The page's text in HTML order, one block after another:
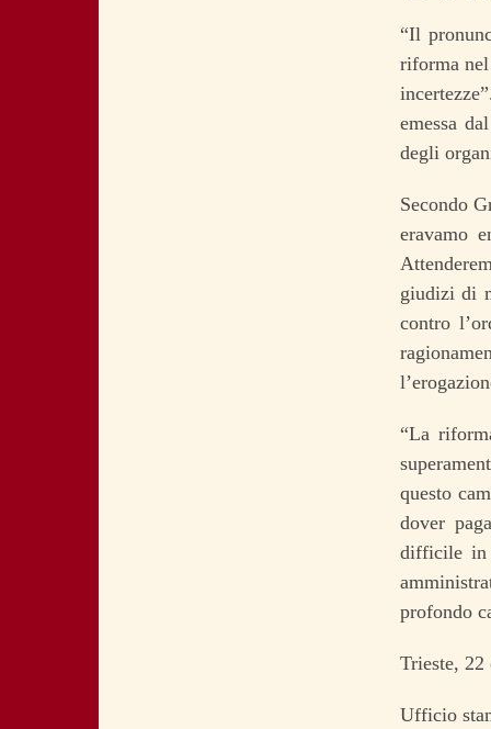
“Il
riforma
emessa
degli
Secondo
eravamo
giudizi di
contro
“La
questo
dover
difficile in
profondo
Trieste, 22
Ufficio